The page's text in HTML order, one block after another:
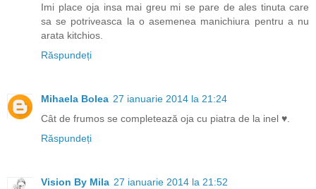
Imi place oja insa mai greu mi se pare de ales tinuta care
sa se potriveasca la o asemenea manichiura pentru a nu
arata kitchios.
Răspundeți
Mihaela Bolea 27 ianuarie 2014 la 21:24
Cât de frumos se completează oja cu piatra de la inel ♥.
Răspundeți
Vision By Mila 27 ianuarie 2014 la 21:52